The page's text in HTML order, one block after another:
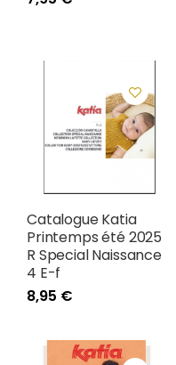
Catalogue Katia
Printemps été 2025
R Special Naissance
4 E-f
8,95 €